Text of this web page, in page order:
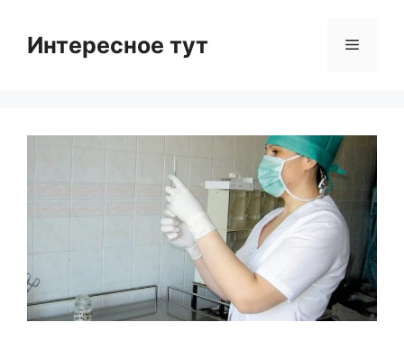
contentИнтересное тут Menu